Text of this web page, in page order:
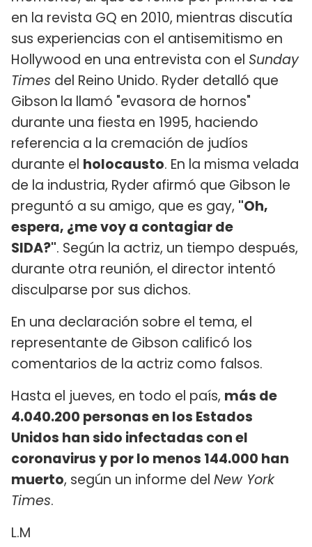
en la revista GQ en 2010, mientras discutía
sus experiencias con el antisemitismo en
Hollywood en una entrevista con el Sunday
Times del Reino Unido. Ryder detalló que
Gibson la llamó "evasora de hornos"
durante una fiesta en 1995, haciendo
referencia a la cremación de judíos
durante el holocausto. En la misma velada
de la industria, Ryder afirmó que Gibson le
preguntó a su amigo, que es gay, "Oh,
espera, ¿me voy a contagiar de
SIDA?". Según la actriz, un tiempo después,
durante otra reunión, el director intentó
disculparse por sus dichos.
En una declaración sobre el tema, el
representante de Gibson calificó los
comentarios de la actriz como falsos.
Hasta el jueves, en todo el país, más de
4.040.200 personas en los Estados
Unidos han sido infectadas con el
coronavirus y por lo menos 144.000 han
muerto, según un informe del New York
Times.
L.M